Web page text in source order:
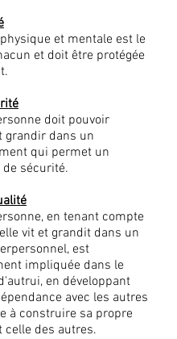
physique et mentale est le
et doit être protégée
doit pouvoir
grandir dans un
qui permet un
sécurité.
en tenant compte
vit et grandit dans un
est
impliquée dans le
en développant
avec les autres
à construire sa propre
celle des autres.